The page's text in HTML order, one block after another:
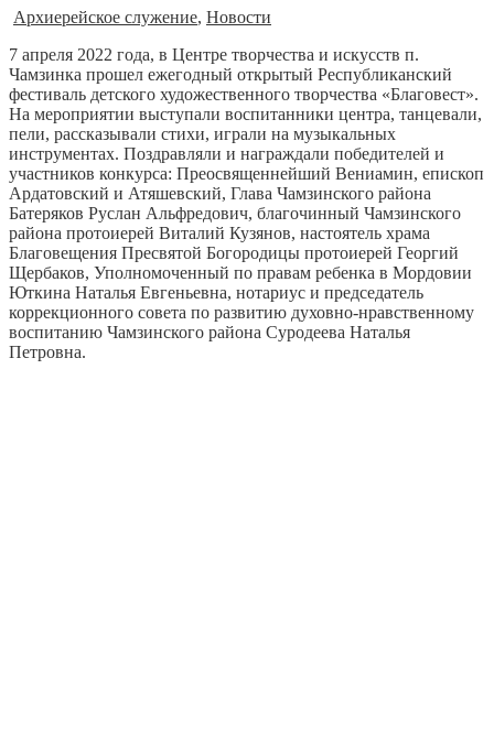
Архиерейское служение, Новости
7 апреля 2022 года, в Центре творчества и искусств п.
Чамзинка прошел ежегодный открытый Республиканский
фестиваль детского художественного творчества «Благовест».
На мероприятии выступали воспитанники центра, танцевали,
пели, рассказывали стихи, играли на музыкальных
инструментах. Поздравляли и награждали победителей и
участников конкурса: Преосвященнейший Вениамин, епископ
Ардатовский и Атяшевский, Глава Чамзинского района
Батеряков Руслан Альфредович, благочинный Чамзинского
района протоиерей Виталий Кузянов, настоятель храма
Благовещения Пресвятой Богородицы протоиерей Георгий
Щербаков, Уполномоченный по правам ребенка в Мордовии
Юткина Наталья Евгеньевна, нотариус и председатель
коррекционного совета по развитию духовно-нравственному
воспитанию Чамзинского района Суродеева Наталья
Петровна.